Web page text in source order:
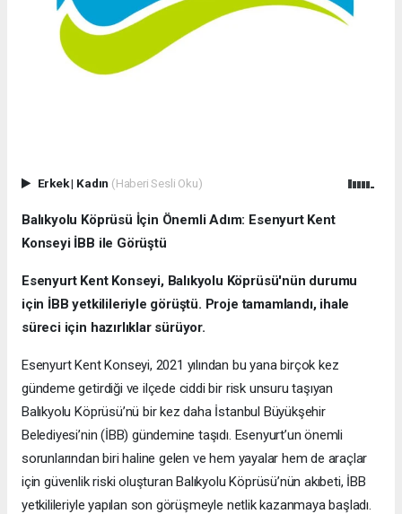
Erkek| Kadın (Haberi Sesli Oku)
Balıkyolu Köprüsü İçin Önemli Adım: Esenyurt Kent
Konseyi İBB ile Görüştü
Esenyurt Kent Konseyi, Balıkyolu Köprüsü'nün durumu
için İBB yetkilileriyle görüştü. Proje tamamlandı, ihale
süreci için hazırlıklar sürüyor.
Esenyurt Kent Konseyi, 2021 yılından bu yana birçok kez
gündeme getirdiği ve ilçede ciddi bir risk unsuru taşıyan
Balıkyolu Köprüsü’nü bir kez daha İstanbul Büyükşehir
Belediyesi’nin (İBB) gündemine taşıdı. Esenyurt’un önemli
sorunlarından biri haline gelen ve hem yayalar hem de araçlar
için güvenlik riski oluşturan Balıkyolu Köprüsü’nün akıbeti, İBB
yetkilileriyle yapılan son görüşmeyle netlik kazanmaya başladı.